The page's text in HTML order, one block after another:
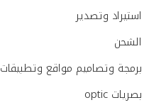
استيراد وتصدير
الشحن
برمجة وتصاميم مواقع وتطبيقات
بصريات optic